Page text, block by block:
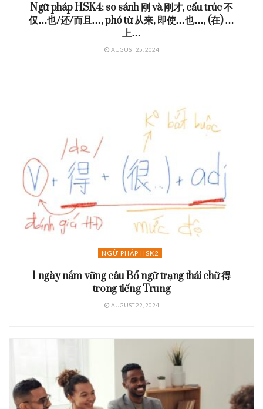
Ngữ pháp HSK4: so sánh 刚 và 刚才, cấu trúc 不
仅…也/还/而且…, phó từ 从来,即使…也…, (在) …
上…
AUGUST 25, 2024
NGỮ PHÁP HSK2
1 ngày nắm vững câu Bổ ngữ trạng thái chữ 得
trong tiếng Trung
AUGUST 22, 2024